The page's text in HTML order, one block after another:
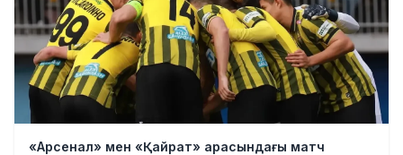
«Арсенал» мен «Қайрат» арасындағы матч